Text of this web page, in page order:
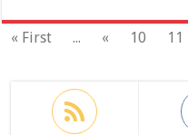
« First ... « 10 11